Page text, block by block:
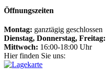
Öffnungszeiten
Montag: ganztägig geschlossen
Dienstag, Donnerstag, Freitag:
Mittwoch: 16:00-18:00 Uhr
Hier finden Sie uns: